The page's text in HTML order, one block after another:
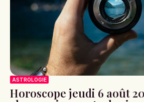
ASTROLOGIE
Horoscope jeudi 6 août